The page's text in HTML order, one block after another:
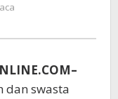
dan swasta